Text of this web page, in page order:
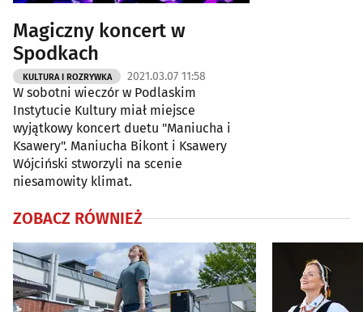
Magiczny koncert w
Spodkach
KULTURA I ROZRYWKA 2021.03.07 11:58
W sobotni wieczór w Podlaskim
Instytucie Kultury miał miejsce
wyjątkowy koncert duetu "Maniucha i
Ksawery". Maniucha Bikont i Ksawery
Wójciński stworzyli na scenie
niesamowity klimat.
ZOBACZ RÓWNIEŻ